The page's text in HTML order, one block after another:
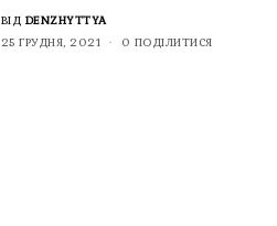
ВІД DENZHYTTYA
25 ГРУДНЯ, 2021
0 ПОДІЛИТИСЯ